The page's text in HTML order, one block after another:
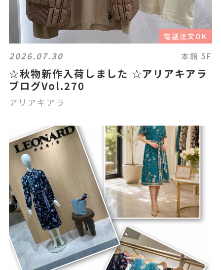
電話注文OK
2026.07.30 本館 5F
☆秋物新作入荷しました ☆アリアキアラ
ブログVol.270
アリアキアラ